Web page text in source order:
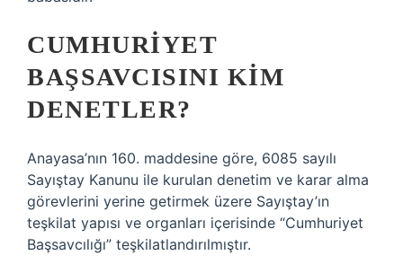
CUMHURIYET
BAŞSAVCISINI KIM
DENETLER?
Anayasa’nın 160. maddesine göre, 6085 sayılı
Sayıştay Kanunu ile kurulan denetim ve karar alma
görevlerini yerine getirmek üzere Sayıştay’ın
teşkilat yapısı ve organları içerisinde “Cumhuriyet
Başsavcılığı” teşkilatlandırılmıştır.